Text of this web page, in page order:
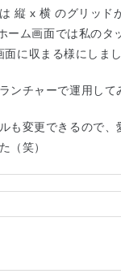
縦 x 横 のグリッド
ーム画面では私のタ
に収まる様にしまし
ンチャーで運用して
も変更できるので
（笑）